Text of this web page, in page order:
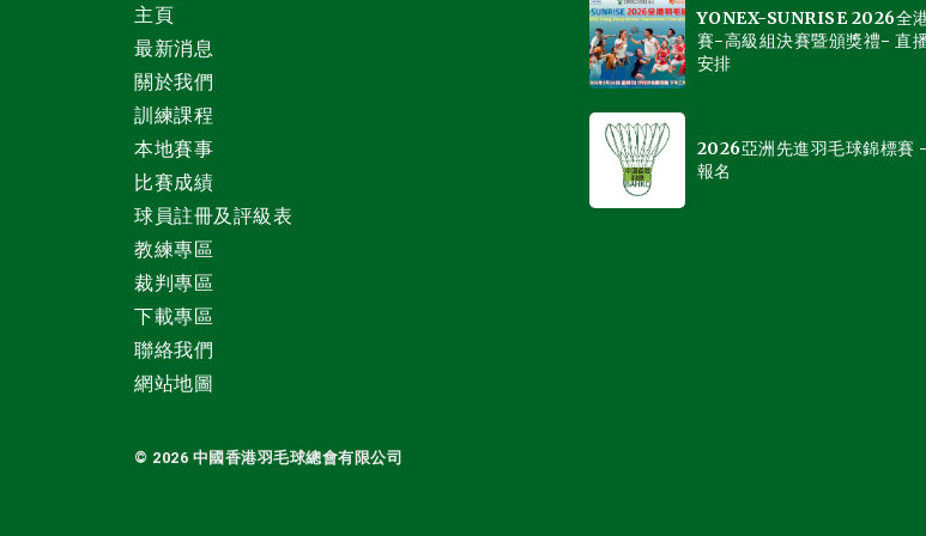
主頁
最新消息
關於我們
訓練課程
本地賽事
比賽成績
球員註冊及評級表
教練專區
裁判專區
下載專區
聯絡我們
網站地圖
© 2026 中國 香港羽毛球總會有限公司
YONEX-SUNRISE 2026全
賽-高級組決賽暨頒獎禮- 直
安排
2026亞洲先進羽毛球錦標賽
報名